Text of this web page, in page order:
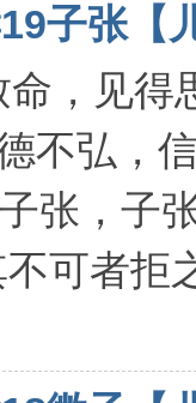
子张【
命，见
不弘，
张，子
可者拒